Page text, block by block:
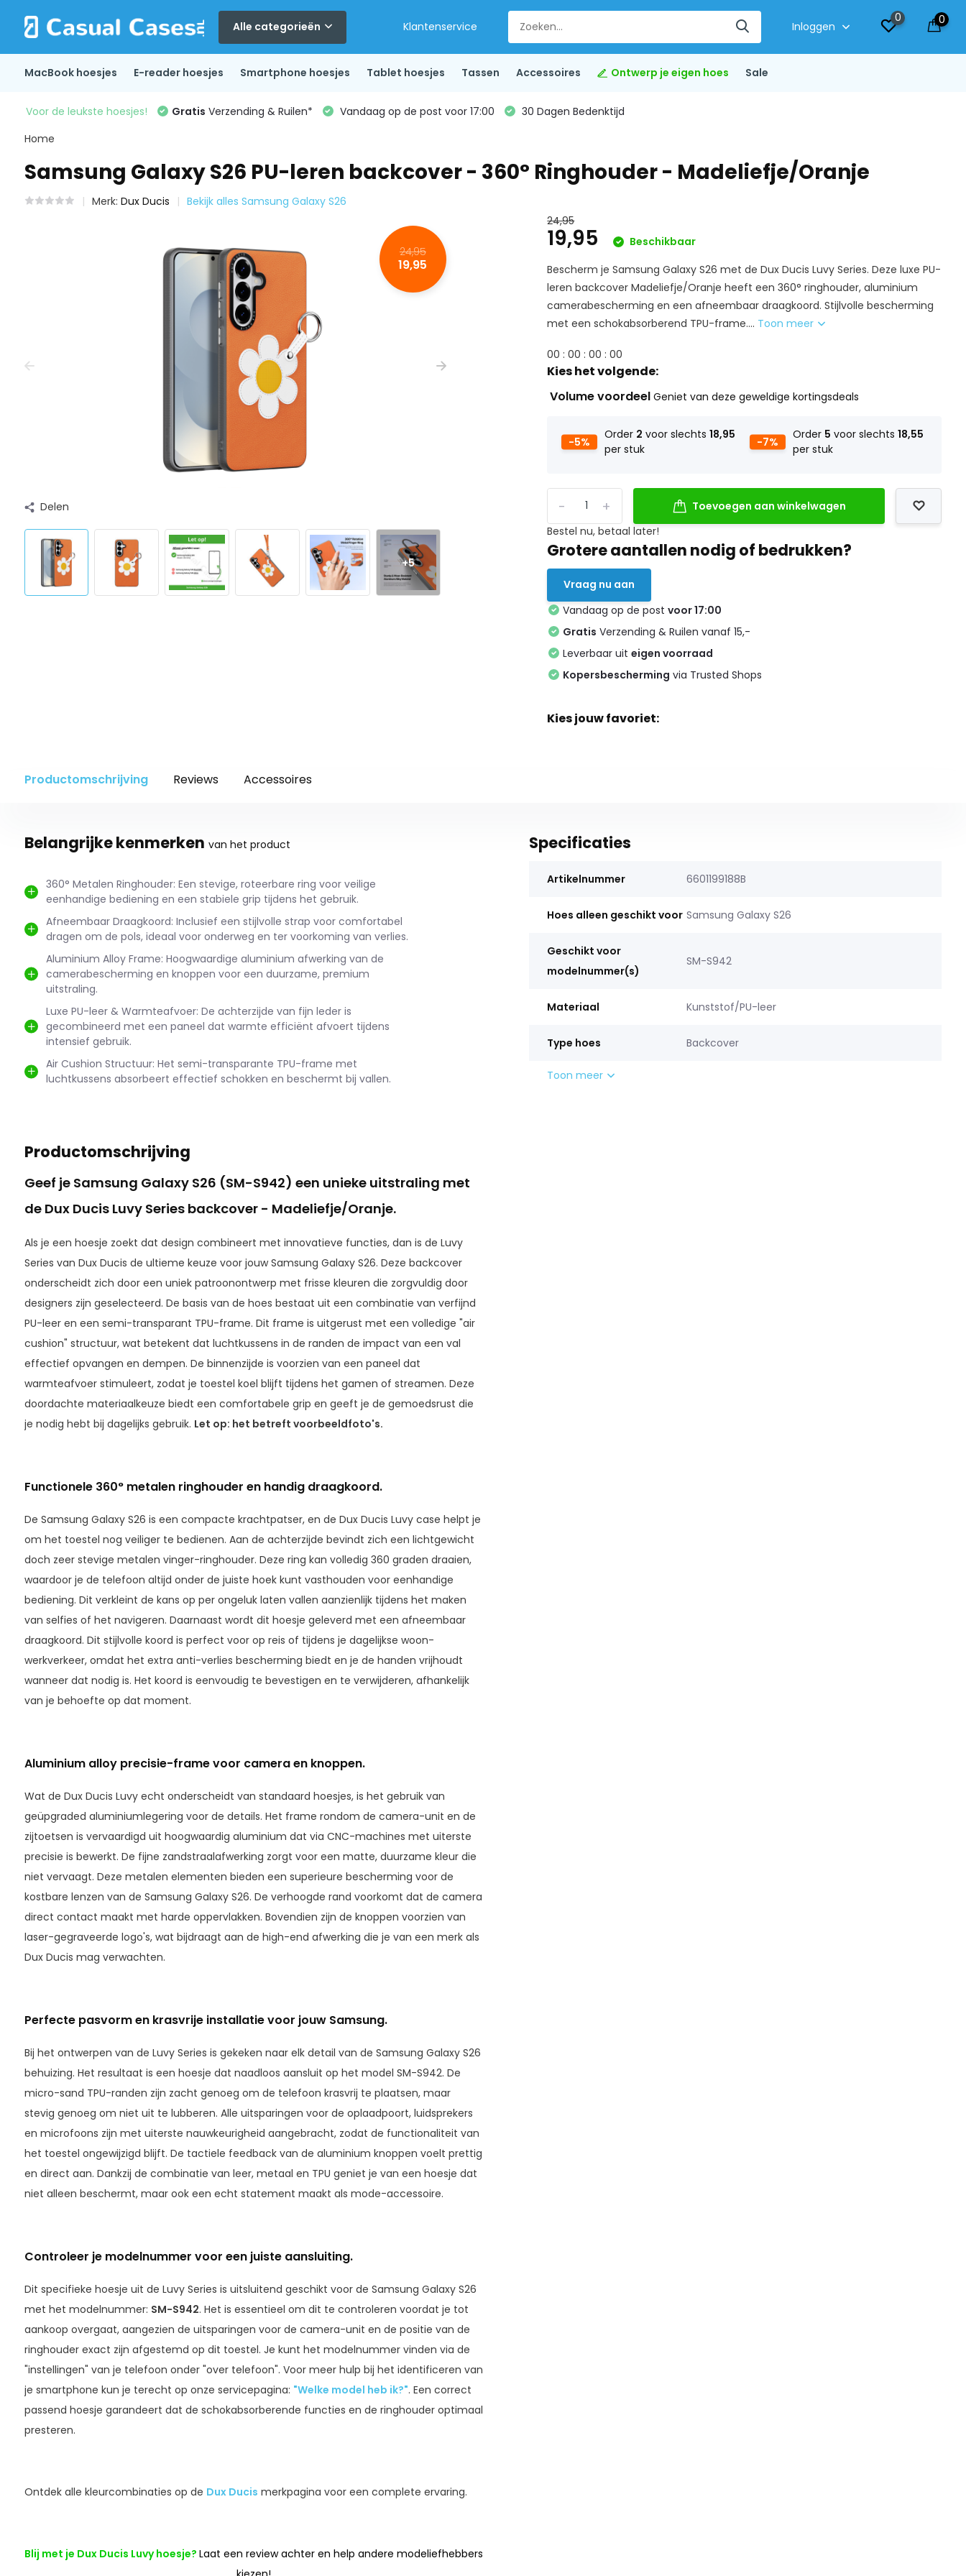
Alle categorieën Klantenservice Inloggen
0 0
MacBook hoesjes E-reader hoesjes Smartphone hoesjes Tablet hoesjes Tassen Accessoires Ontwerp je eigen hoes Sale
Voor de leukste hoesjes! Gratis Verzending & Ruilen* Vandaag op de post voor 17:00
30 Dagen Bedenktijd
Home
Samsung Galaxy S26 PU-leren backcover - 360° Ringhouder - Madeliefje/Oranje
Merk: Dux Ducis Bekijk alles Samsung Galaxy S26
24,95
19,95
Delen
+5
24,95
19,95
Beschikbaar
Bescherm je Samsung Galaxy S26 met de Dux Ducis Luvy Series. Deze luxe PU-
leren backcover Madeliefje/Oranje heeft een 360° ringhouder, aluminium
camerabescherming en een afneembaar draagkoord. Stijlvolle bescherming
met een schokabsorberend TPU-frame.... Toon meer
00 :00 :00 :00
Kies het volgende:
Volume voordeelGeniet van deze geweldige kortingsdeals
-5%
Order 2 voor slechts18,95
per stuk
-7%
Order 5 voor slechts 18,55
per stuk
+
-
Toevoegen aan winkelwagen
Bestel nu, betaal later!
Grotere aantallen nodig of bedrukken?
Vraag nu aan
Vandaag op de postvoor 17:00
Gratis Verzending & Ruilen vanaf 15,-
Leverbaar uiteigen voorraad
Kopersbescherming via Trusted Shops
Kies jouw favoriet:
Productomschrijving Reviews Accessoires
Belangrijke kenmerken van het product
360° Metalen Ringhouder: Een stevige, roteerbare ring voor veilige
eenhandige bediening en een stabiele grip tijdens het gebruik.
Afneembaar Draagkoord: Inclusief een stijlvolle strap voor comfortabel
dragen om de pols, ideaal voor onderweg en ter voorkoming van verlies.
Aluminium Alloy Frame: Hoogwaardige aluminium afwerking van de
camerabescherming en knoppen voor een duurzame, premium
uitstraling.
Luxe PU-leer & Warmteafvoer: De achterzijde van fijn leder is
gecombineerd met een paneel dat warmte efficiënt afvoert tijdens
intensief gebruik.
Air Cushion Structuur: Het semi-transparante TPU-frame met
luchtkussens absorbeert effectief schokken en beschermt bij vallen.
Productomschrijving
Geef je Samsung Galaxy S26 (SM-S942) een unieke uitstraling met
de Dux Ducis Luvy Series backcover - Madeliefje/Oranje.
Als je een hoesje zoekt dat design combineert met innovatieve functies, dan is de Luvy
Series van Dux Ducis de ultieme keuze voor jouw Samsung Galaxy S26. Deze backcover
onderscheidt zich door een uniek patroonontwerp met frisse kleuren die zorgvuldig door
designers zijn geselecteerd. De basis van de hoes bestaat uit een combinatie van verfijnd
PU-leer en een semi-transparant TPU-frame. Dit frame is uitgerust met een volledige "air
cushion" structuur, wat betekent dat luchtkussens in de randen de impact van een val
effectief opvangen en dempen. De binnenzijde is voorzien van een paneel dat
warmteafvoer stimuleert, zodat je toestel koel blijft tijdens het gamen of streamen. Deze
doordachte materiaalkeuze biedt een comfortabele grip en geeft je de gemoedsrust die
je nodig hebt bij dagelijks gebruik. Let op: het betreft voorbeeldfoto's.
Functionele 360° metalen ringhouder en handig draagkoord.
De Samsung Galaxy S26 is een compacte krachtpatser, en de Dux Ducis Luvy case helpt je
om het toestel nog veiliger te bedienen. Aan de achterzijde bevindt zich een lichtgewicht
doch zeer stevige metalen vinger-ringhouder. Deze ring kan volledig 360 graden draaien,
waardoor je de telefoon altijd onder de juiste hoek kunt vasthouden voor eenhandige
bediening. Dit verkleint de kans op per ongeluk laten vallen aanzienlijk tijdens het maken
van selfies of het navigeren. Daarnaast wordt dit hoesje geleverd met een afneembaar
draagkoord. Dit stijlvolle koord is perfect voor op reis of tijdens je dagelijkse woon-
werkverkeer, omdat het extra anti-verlies bescherming biedt en je de handen vrijhoudt
wanneer dat nodig is. Het koord is eenvoudig te bevestigen en te verwijderen, afhankelijk
van je behoefte op dat moment.
Aluminium alloy precisie-frame voor camera en knoppen.
Wat de Dux Ducis Luvy echt onderscheidt van standaard hoesjes, is het gebruik van
geüpgraded aluminiumlegering voor de details. Het frame rondom de camera-unit en de
zijtoetsen is vervaardigd uit hoogwaardig aluminium dat via CNC-machines met uiterste
precisie is bewerkt. De fijne zandstraalafwerking zorgt voor een matte, duurzame kleur die
niet vervaagt. Deze metalen elementen bieden een superieure bescherming voor de
kostbare lenzen van de Samsung Galaxy S26. De verhoogde rand voorkomt dat de camera
direct contact maakt met harde oppervlakken. Bovendien zijn de knoppen voorzien van
laser-gegraveerde logo's, wat bijdraagt aan de high-end afwerking die je van een merk als
Dux Ducis mag verwachten.
Perfecte pasvorm en krasvrije installatie voor jouw Samsung.
Bij het ontwerpen van de Luvy Series is gekeken naar elk detail van de Samsung Galaxy S26
behuizing. Het resultaat is een hoesje dat naadloos aansluit op het model SM-S942. De
micro-sand TPU-randen zijn zacht genoeg om de telefoon krasvrij te plaatsen, maar
stevig genoeg om niet uit te lubberen. Alle uitsparingen voor de oplaadpoort, luidsprekers
en microfoons zijn met uiterste nauwkeurigheid aangebracht, zodat de functionaliteit van
het toestel ongewijzigd blijft. De tactiele feedback van de aluminium knoppen voelt prettig
en direct aan. Dankzij de combinatie van leer, metaal en TPU geniet je van een hoesje dat
niet alleen beschermt, maar ook een echt statement maakt als mode-accessoire.
Controleer je modelnummer voor een juiste aansluiting.
Dit specifieke hoesje uit de Luvy Series is uitsluitend geschikt voor de Samsung Galaxy S26
met het modelnummer: SM-S942. Het is essentieel om dit te controleren voordat je tot
aankoop overgaat, aangezien de uitsparingen voor de camera-unit en de positie van de
ringhouder exact zijn afgestemd op dit toestel. Je kunt het modelnummer vinden via de
"instellingen" van je telefoon onder "over telefoon". Voor meer hulp bij het identificeren van
je smartphone kun je terecht op onze servicepagina: "Welke model heb ik?". Een correct
passend hoesje garandeert dat de schokabsorberende functies en de ringhouder optimaal
presteren.
Ontdek alle kleurcombinaties op de Dux Ducis merkpagina voor een complete ervaring.
Blij met je Dux Ducis Luvy hoesje? Laat een review achter en help andere modeliefhebbers
Specificaties
Artikelnummer 6601199188B
Hoes alleen geschikt voor Samsung Galaxy S26
Geschikt voor
modelnummer(s)
SM-S942
Materiaal Kunststof/PU-leer
Type hoes Backcover
Toon meer